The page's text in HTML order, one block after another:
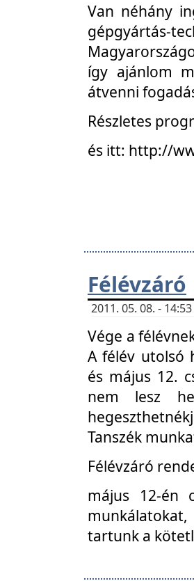
Van néhány
gépgyártás-
így ajánlom
átvenni
Részletes
és itt: http://
Félévzáró
2011. 05. 08. -
Vége a
A félév utolsó
és május 12.
nem lesz
Tanszék
Félévzáró
május 12-én
tartunk a